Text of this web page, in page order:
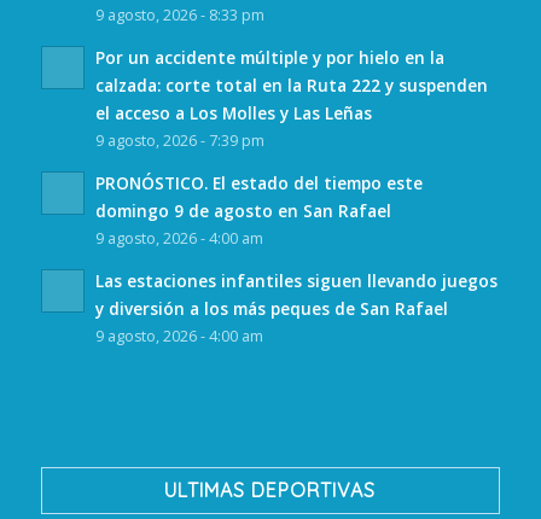
9 agosto, 2026 - 8:33 pm
Por un accidente múltiple y por hielo en la
calzada: corte total en la Ruta 222 y suspenden
el acceso a Los Molles y Las Leñas
9 agosto, 2026 - 7:39 pm
PRONÓSTICO. El estado del tiempo este
domingo 9 de agosto en San Rafael
9 agosto, 2026 - 4:00 am
Las estaciones infantiles siguen llevando juegos
y diversión a los más peques de San Rafael
9 agosto, 2026 - 4:00 am
ULTIMAS DEPORTIVAS